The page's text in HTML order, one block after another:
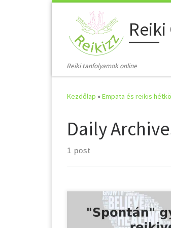
Reiki tanfolyamok online
Kezdőlap »Empata és reikis
Daily
1 post
Igaztörténet, esettanulmány
Nehézlégzéssel, gyakran
sokszor 39 fok feletti láz.